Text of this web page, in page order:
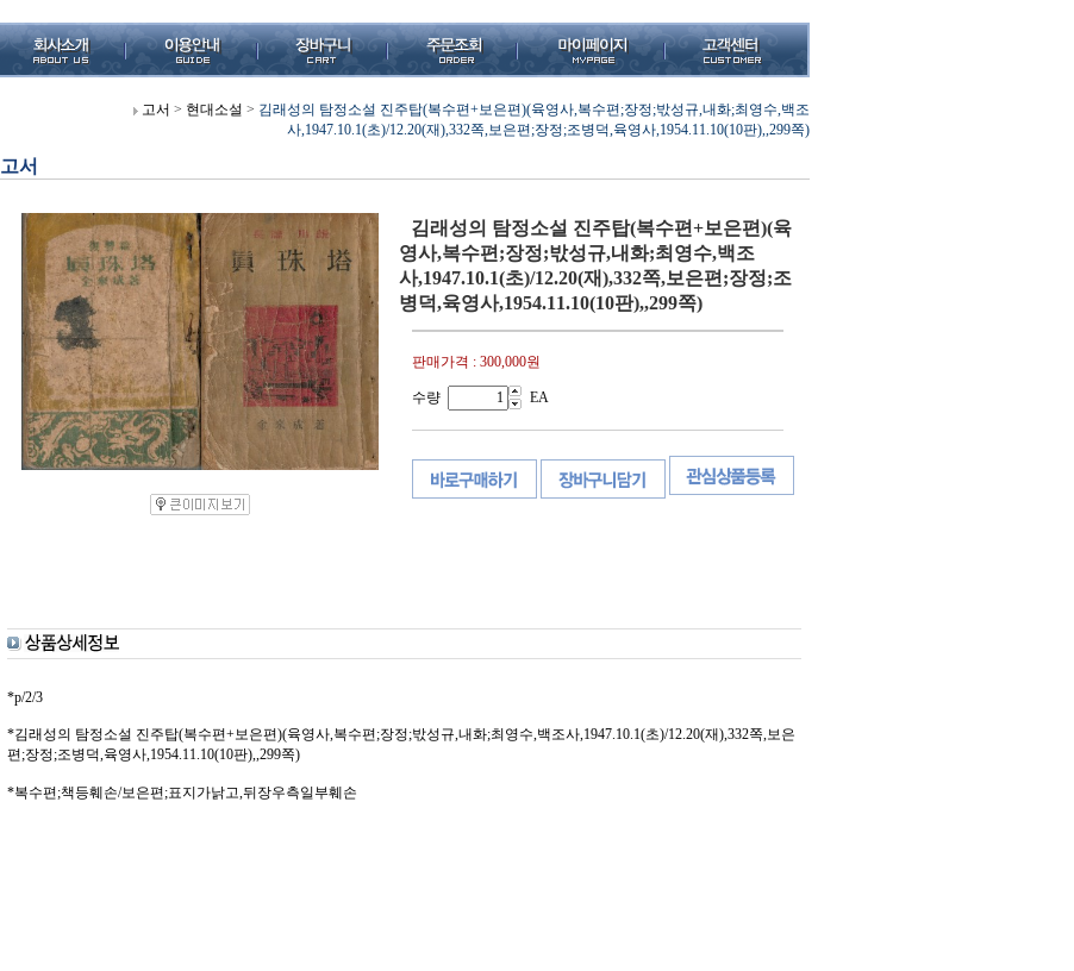
고서 > 현대소설 > 김래성의 탐정소설 진주탑(복수편+보은편)(육영사,복수편;장정;밗성규,내화;최영수,백조
사,1947.10.1(초)/12.20(재),332쪽,보은편;장정;조병덕,육영사,1954.11.10(10판),,299쪽)
고서
김래성의 탐정소설 진주탑(복수편+보은편)(육
영사,복수편;장정;밗성규,내화;최영수,백조
사,1947.10.1(초)/12.20(재),332쪽,보은편;장정;조
병덕,육영사,1954.11.10(10판),,299쪽)
판매가격 : 300,000원
수량 EA
*p/2/3
*김래성의 탐정소설 진주탑(복수편+보은편)(육영사,복수편;장정;밗성규,내화;최영수,백조사,1947.10.1(초)/12.20(재),332쪽,보은
편;장정;조병덕,육영사,1954.11.10(10판),,299쪽)
*복수편;책등훼손/보은편;표지가낡고,뒤장우측일부훼손